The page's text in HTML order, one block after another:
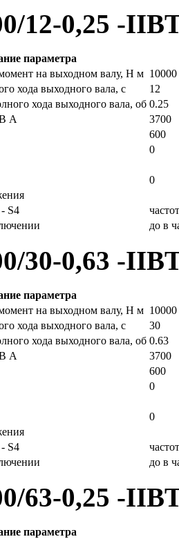
12-0,25 -
параметра
на выходном валу, Н м 10000
хода выходного вала, с
12
хода выходного вала, об 0.25
А
3700
600
0
0
S4
до в
30-0,63 -
параметра
на выходном валу, Н м 10000
хода выходного вала, с
30
хода выходного вала, об 0.63
А
3700
600
0
0
S4
до в
63-0,25 -
параметра